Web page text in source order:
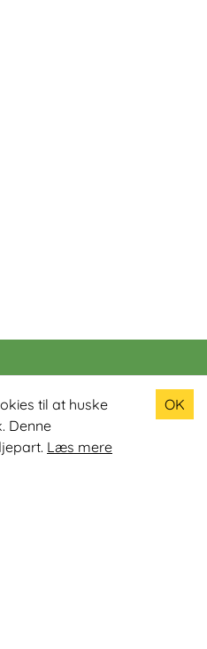
til at huske
Denne
Læs mere
OK